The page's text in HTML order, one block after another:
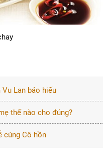
Lan báo hiếu
thế nào cho đúng?
cúng Cô hồn